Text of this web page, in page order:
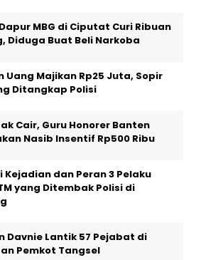
MBG di Ciputat Curi Ribuan
Diduga Buat Beli Narkoba
Uang Majikan Rp25 Juta, Sopir
Ditangkap Polisi
Cair, Guru Honorer Banten
Nasib Insentif Rp500 Ribu
Kejadian dan Peran 3 Pelaku
yang Ditembak Polisi di
Davnie Lantik 57 Pejabat di
Pemkot Tangsel